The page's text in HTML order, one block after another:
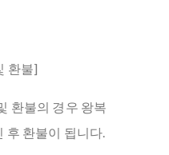
환불]
환불의 경우 왕복
후 환불이 됩니다.